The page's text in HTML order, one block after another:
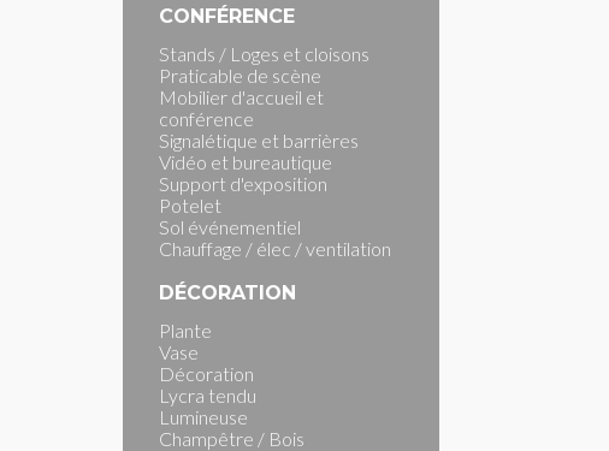
CONFÉRENCE
Stands / Loges et cloisons
Praticable de scène
Mobilier d'accueil et
conférence
Signalétique et barrières
Vidéo et bureautique
Support d'exposition
Potelet
Sol événementiel
Chauffage / élec / ventilation
DÉCORATION
Plante
Vase
Décoration
Lycra tendu
Lumineuse
Champêtre / Bois